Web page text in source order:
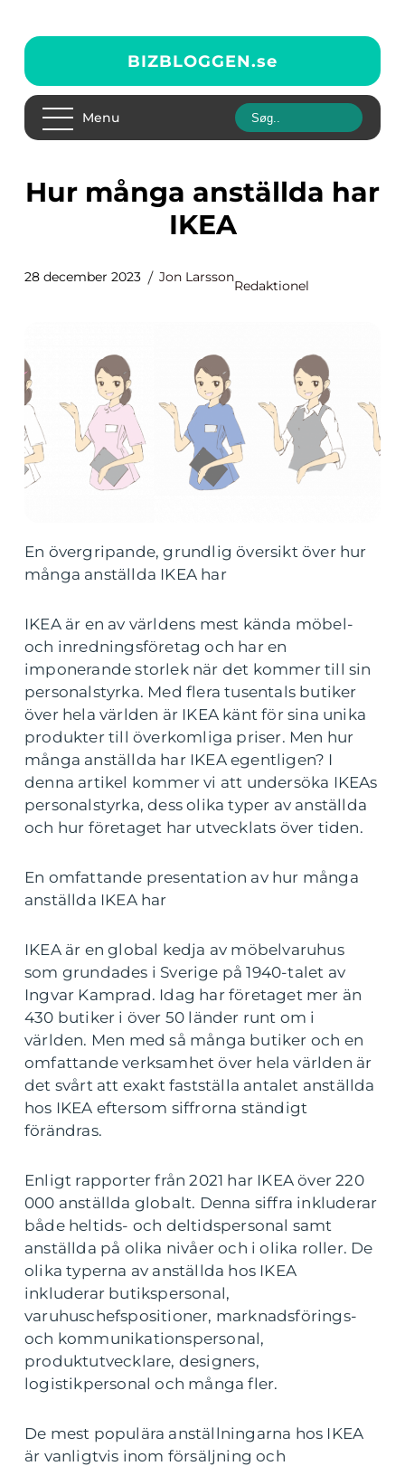
BIZBLOGGEN.se
Menu
Hur många anställda har
IKEA
28 december 2023 Jon Larsson
Redaktionel
En övergripande, grundlig översikt över hur
många anställda IKEA har
IKEA är en av världens mest kända möbel-
och inredningsföretag och har en
imponerande storlek när det kommer till sin
personalstyrka. Med flera tusentals butiker
över hela världen är IKEA känt för sina unika
produkter till överkomliga priser. Men hur
många anställda har IKEA egentligen? I
denna artikel kommer vi att undersöka IKEAs
personalstyrka, dess olika typer av anställda
och hur företaget har utvecklats över tiden.
En omfattande presentation av hur många
anställda IKEA har
IKEA är en global kedja av möbelvaruhus
som grundades i Sverige på 1940-talet av
Ingvar Kamprad. Idag har företaget mer än
430 butiker i över 50 länder runt om i
världen. Men med så många butiker och en
omfattande verksamhet över hela världen är
det svårt att exakt fastställa antalet anställda
hos IKEA eftersom siffrorna ständigt
förändras.
Enligt rapporter från 2021 har IKEA över 220
000 anställda globalt. Denna siffra inkluderar
både heltids- och deltidspersonal samt
anställda på olika nivåer och i olika roller. De
olika typerna av anställda hos IKEA
inkluderar butikspersonal,
varuhuschefspositioner, marknadsförings-
och kommunikationspersonal,
produktutvecklare, designers,
logistikpersonal och många fler.
De mest populära anställningarna hos IKEA
är vanligtvis inom försäljning och